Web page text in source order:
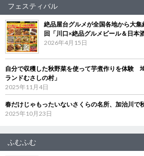
フェスティバル
絶品屋台グルメが全国各地から大
回「川口×絶品グルメビール＆日本
2026年4月15日
自分で収穫した秋野菜を使って芋煮作りを体験
ランドむさしの村」
2025年11月4日
春だけじゃもったいないさくらの名所、加治川で
2025年10月23日
ふむふむ